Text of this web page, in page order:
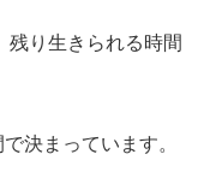
残り生きられる時間
決まっています。